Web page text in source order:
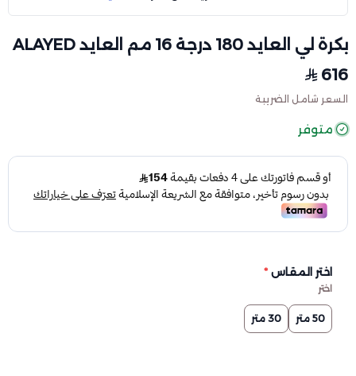
بكرة لي العايد 180 درجة 16 مم العايد ALAYED
616
السعر شامل الضريبة
متوفر
اختر المقاس *
اختر
50 متر 30 متر